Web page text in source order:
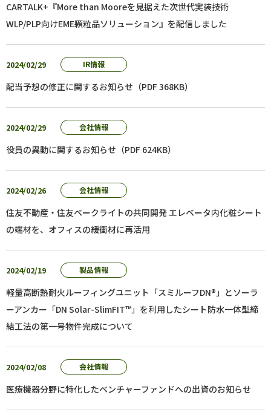
CARTALK+『More than Mooreを見据えた次世代実装技術
WLP/PLP向けEME顆粒品ソリューション』を配信しました
2024/02/29 IR情報
配当予想の修正に関するお知らせ（PDF 368KB）
2024/02/29 会社情報
役員の異動に関するお知らせ（PDF 624KB）
2024/02/26 会社情報
住友不動産・住友ベークライトの共同開発 エレベータ内化粧シート
の端材を、オフィスの緩衝材に再活用
2024/02/19 製品情報
軽量高断熱耐火ルーフィングユニット「スミルーフDN®」とソーラ
ーアンカー「DN Solar-SlimFIT™」を利用したシート防水一体型締
結工法の第一号物件完成について
2024/02/08 会社情報
医療機器分野に特化したベンチャーファンドへの出資のお知らせ